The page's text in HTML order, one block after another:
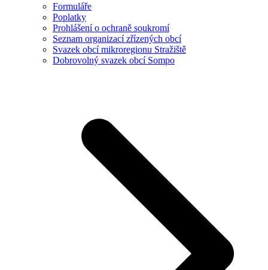
Formuláře
Poplatky
Prohlášení o ochraně soukromí
Seznam organizací zřízených obcí
Svazek obcí mikroregionu Stražiště
Dobrovolný svazek obcí Sompo